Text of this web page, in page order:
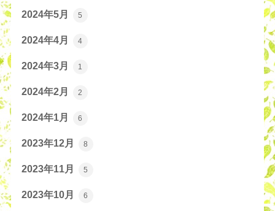
2024年5月 5
2024年4月 4
2024年3月 1
2024年2月 2
2024年1月 6
2023年12月 8
2023年11月 5
2023年10月 6